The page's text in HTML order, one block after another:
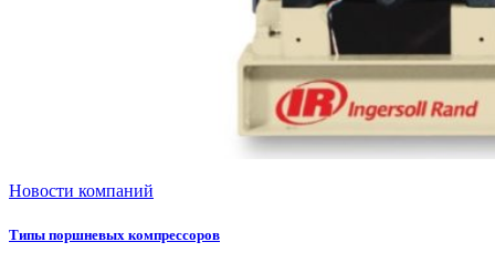
Новости компаний
Типы поршневых компрессоров